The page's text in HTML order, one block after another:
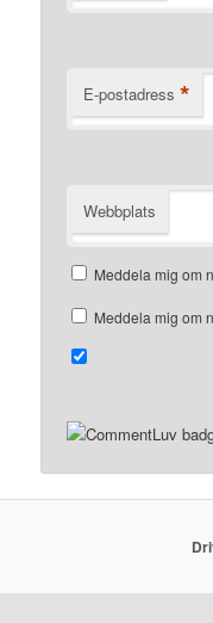
E-postadress *
Webbplats
Meddela mig om
Meddela mig om